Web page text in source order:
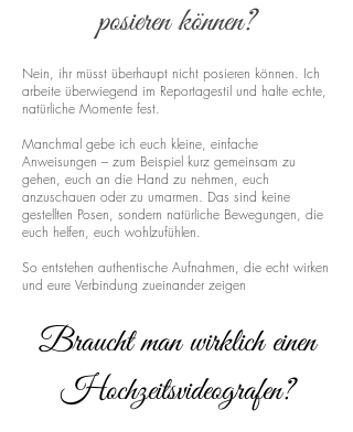
posieren können?
Nein, ihr müsst überhaupt nicht posieren können. Ich
arbeite überwiegend im Reportagestil und halte echte,
natürliche Momente fest.
Manchmal gebe ich euch kleine, einfache
Anweisungen – zum Beispiel kurz gemeinsam zu
gehen, euch an die Hand zu nehmen, euch
anzuschauen oder zu umarmen. Das sind keine
gestellten Posen, sondern natürliche Bewegungen, die
euch helfen, euch wohlzufühlen.
So entstehen authentische Aufnahmen, die echt wirken
und eure Verbindung zueinander zeigen
Braucht man wirklich einen
Hochzeitsvideografen?